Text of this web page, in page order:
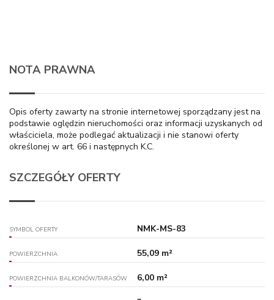
NOTA PRAWNA
Opis oferty zawarty na stronie internetowej sporządzany jest na
podstawie oględzin nieruchomości oraz informacji uzyskanych od
właściciela, może podlegać aktualizacji i nie stanowi oferty
określonej w art. 66 i następnych K.C.
SZCZEGÓŁY OFERTY
SYMBOL OFERTY NMK-MS-83
POWIERZCHNIA 55,09 m²
POWIERZCHNIA BALKONÓW/TARASÓW 6,00 m²